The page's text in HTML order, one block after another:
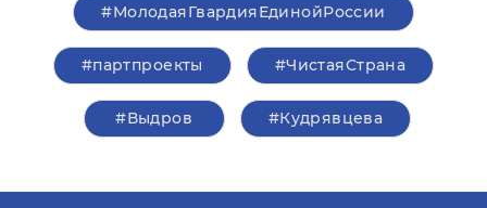
#МолодаяГвардияЕдинойРоссии
#партпроекты #ЧистаяСтрана
#Выдров #Кудрявцева